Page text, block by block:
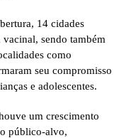
14 cidades
vacinal, sendo também
como
seu compromisso
e adolescentes.
um crescimento
público-alvo,